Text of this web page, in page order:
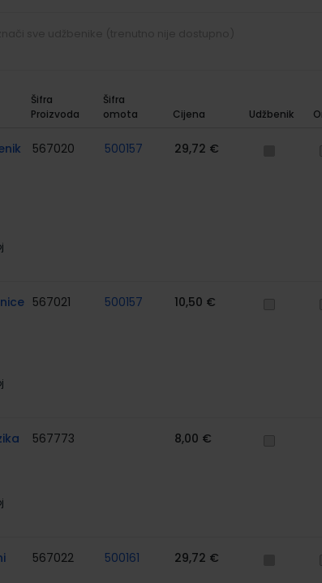
Šifra
Proizvoda
Šifra
omota
Cijena Udžbenik
567020 500157 29,72 €
567021 500157 10,50 €
567773 8,00 €
567022 500161 29,72 €